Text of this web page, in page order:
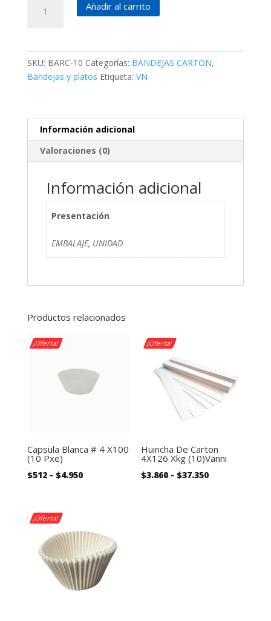
$8.910
Rectangular
Añadir al carrito
SKU: BARC-10 Categorías: BANDEJAS CARTON,
Bandejas y platos Etiqueta: VN
Información adicional
Valoraciones (0)
Información adicional
Presentación
EMBALAJE, UNIDAD
Productos relacionados
¡Oferta!
Capsula Blanca # 4 X100
(10 Pxe)
$512 - $4.950Rango
$512
hasta
$4.950
¡Oferta!
Huincha De Carton
4X126 Xkg (10)Vanni
$3.860 - $37.350Rango
¡Oferta!